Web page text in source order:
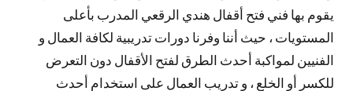
يقوم بها فني فتح أقفال هندي الرقعي المدرب بأعلى
المستويات ، حيث أننا وفرنا دورات تدريبية لكافة العمال و
الفنيين لمواكبة أحدث الطرق لفتح الأقفال دون التعرض
للكسر أو الخلع ، و تدريب العمال على استخدام أحدث